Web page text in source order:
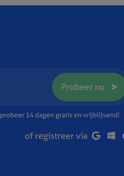
Probeer nu
probeer 14 dagen gratis en vrijblijvend!
of registreer via